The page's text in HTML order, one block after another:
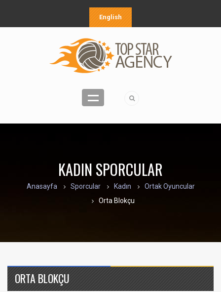
English
KADIN SPORCULAR
Anasayfa Sporcular Kadın
Ortak Oyuncular
Orta Blokçu
ORTA BLOKÇU